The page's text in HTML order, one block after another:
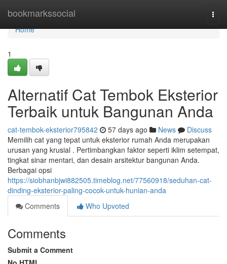
bookmarkssocial
Home
Home
1
Alternatif Cat Tembok Eksterior
Terbaik untuk Bangunan Anda
cat-tembok-eksterior795842 57 days ago News
Discuss
Memilih cat yang tepat untuk eksterior rumah Anda merupakan
urusan yang krusial . Pertimbangkan faktor seperti iklim setempat,
tingkat sinar mentari, dan desain arsitektur bangunan Anda.
Berbagai opsi
https://siobhanbjwi882505.timeblog.net/77560918/seduhan-cat-
dinding-eksterior-paling-cocok-untuk-hunian-anda
Comments
Who Upvoted
Comments
Submit a Comment